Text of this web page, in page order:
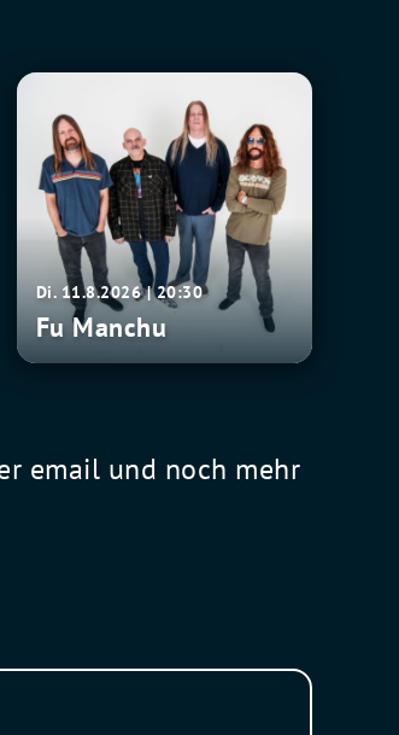
Fu
Manchu
Di. 11.8.2026 | 20:30
Fu Manchu
email und noch mehr